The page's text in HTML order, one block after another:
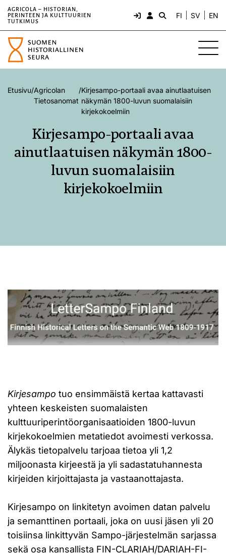
AGRICOLA – HISTORIAN,
PERINTEEN JA KULTTUURIEN
TUTKIMUS
FI SV EN
Etusivu/Agricolan
Tietosanomat
/Kirjesampo-portaali avaa ainutlaatuisen
näkymän 1800-luvun suomalaisiin
kirjekokoelmiin
Kirjesampo-portaali avaa
ainutlaatuisen näkymän 1800-
luvun suomalaisiin
kirjekokoelmiin
Kirjesampo tuo ensimmäistä kertaa kattavasti
yhteen keskeisten suomalaisten
kulttuuriperintöorganisaatioiden 1800-luvun
kirjekokoelmien metatiedot avoimesti verkossa.
Älykäs tietopalvelu tarjoaa tietoa yli 1,2
miljoonasta kirjeestä ja yli sadastatuhannesta
kirjeiden kirjoittajasta ja vastaanottajasta.
Kirjesampo on linkitetyn avoimen datan palvelu
ja semanttinen portaali, joka on uusi jäsen yli 20
toisiinsa linkittyvän Sampo-järjestelmän sarjassa
sekä osa kansallista FIN-CLARIAH/DARIAH-FI-